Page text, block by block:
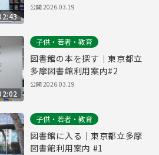
公開2026.03.19
子供・若者・教育
図書館の本を探す｜東京都立
多摩図書館利用案内#2
公開2026.03.19
子供・若者・教育
図書館に入る｜東京都立多摩
図書館利用案内 #1